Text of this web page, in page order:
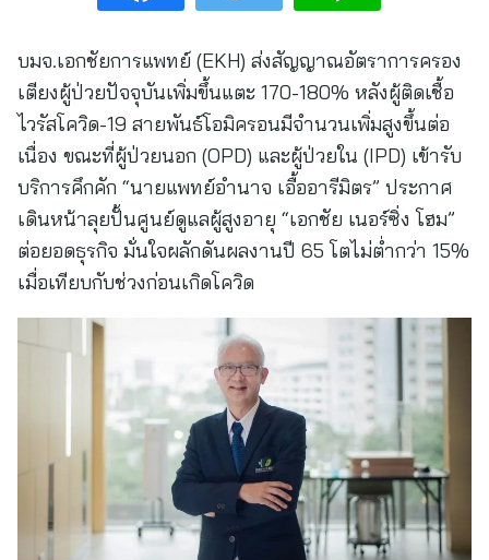
บมจ.เอกชัยการแพทย์ (EKH) ส่งสัญญาณอัตราการครอง
เตียงผู้ป่วยปัจจุบันเพิ่มขึ้นแตะ 170-180% หลังผู้ติดเชื้อ
ไวรัสโควิด-19 สายพันธ์โอมิครอนมีจำนวนเพิ่มสูงขึ้นต่อ
เนื่อง ขณะที่ผู้ป่วยนอก (OPD) และผู้ป่วยใน (IPD) เข้ารับ
บริการคึกคัก “นายแพทย์อำนาจ เอื้ออารีมิตร” ประกาศ
เดินหน้าลุยปั้นศูนย์ดูแลผู้สูงอายุ “เอกชัย เนอร์ซิ่ง โฮม”
ต่อยอดธุรกิจ มั่นใจผลักดันผลงานปี 65 โตไม่ต่ำกว่า 15%
เมื่อเทียบกับช่วงก่อนเกิดโควิด